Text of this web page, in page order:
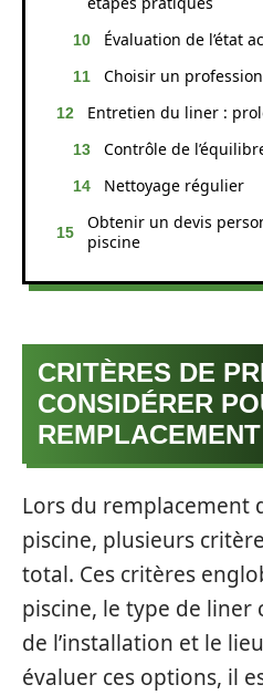
Évaluation de l’état
Choisir un
Entretien du liner :
Contrôle de
Nettoyage régulier
Obtenir un devis
piscine
CRITÈRES DE
CONSIDÉRER
Lors du remplacement
piscine, plusieurs
total. Ces critères
piscine, le type de liner
de l’installation et le
évaluer ces options, il